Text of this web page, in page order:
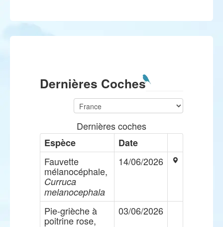
Dernières Coches
Dernières coches
Espèce
Date
Fauvette
mélanocéphale,
Curruca
melanocephala
14/06/2026
Pie-grièche à
poitrine rose,
03/06/2026